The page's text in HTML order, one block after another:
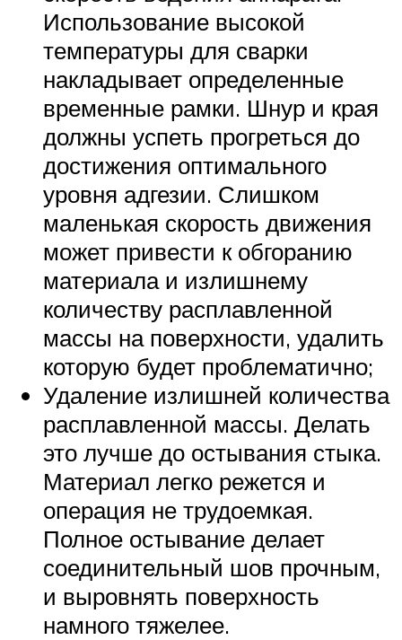
Использование высокой
температуры для сварки
накладывает определенные
временные рамки. Шнур и края
должны успеть прогреться до
достижения оптимального
уровня адгезии. Слишком
маленькая скорость движения
может привести к обгоранию
материала и излишнему
количеству расплавленной
массы на поверхности, удалить
которую будет проблематично;
Удаление излишней количества
расплавленной массы. Делать
это лучше до остывания стыка.
Материал легко режется и
операция не трудоемкая.
Полное остывание делает
соединительный шов прочным,
и выровнять поверхность
намного тяжелее.